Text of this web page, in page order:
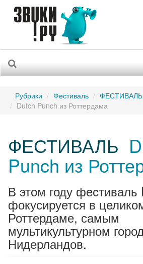
Рубрики Фестиваль
ФЕСТИВАЛЬ
Dutch Punch из Роттердама
ФЕСТИВАЛЬ
Punch из
В этом году фестиваль
фокусируется в
Роттердаме, самым
мультикультурном
Нидерландов.